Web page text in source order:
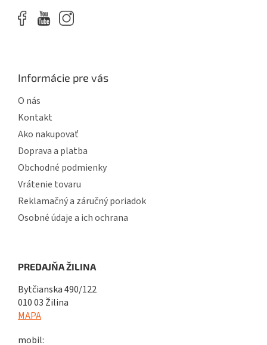
Informácie pre vás
O nás
Kontakt
Ako nakupovať
Doprava a platba
Obchodné podmienky
Vrátenie tovaru
Reklamačný a záručný poriadok
Osobné údaje a ich ochrana
PREDAJŇA ŽILINA
Bytčianska 490/122
010 03 Žilina
MAPA
mobil: